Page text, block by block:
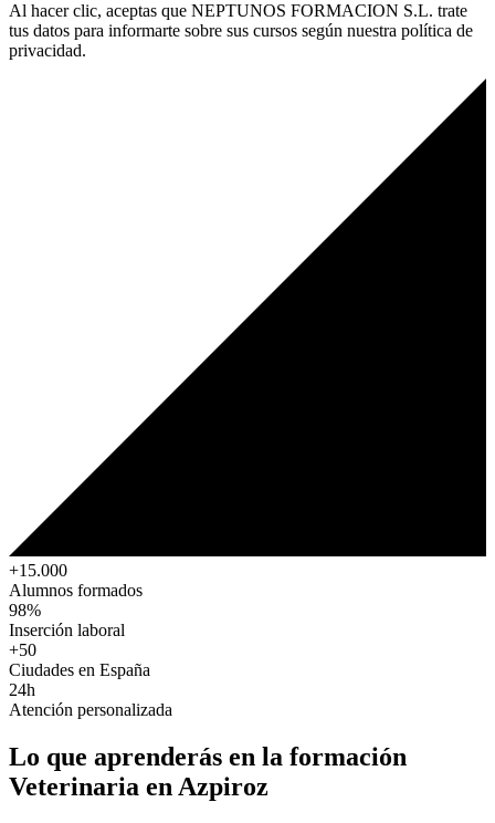
Al hacer clic, aceptas que NEPTUNOS FORMACION S.L. trate
tus datos para informarte sobre sus cursos según nuestra política de
privacidad.
+15.000
Alumnos formados
98%
Inserción laboral
+50
Ciudades en España
24h
Atención personalizada
Lo que aprenderás en la formación
Veterinaria en Azpiroz